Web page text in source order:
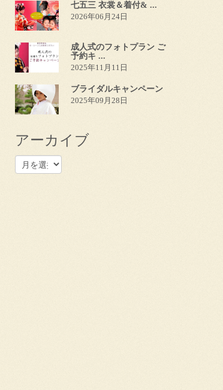
七五三 衣裳＆着付& ...
2026年06月24日
成人式のフォトプラン ご
予約キ ...
2025年11月11日
ブライダルキャンペーン
2025年09月28日
アーカイブ